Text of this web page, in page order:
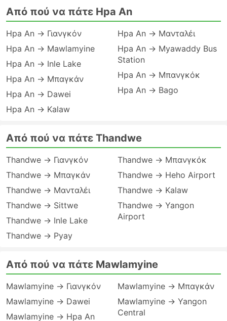
Από πού να πάτε Hpa An
Hpa An → Γιανγκόν
Hpa An → Mawlamyine
Hpa An → Inle Lake
Hpa An → Μπαγκάν
Hpa An → Dawei
Hpa An → Kalaw
Hpa An → Μανταλέι
Hpa An → Myawaddy Bus
Station
Hpa An → Μπανγκόκ
Hpa An → Bago
Από πού να πάτε Thandwe
Thandwe → Γιανγκόν
Thandwe → Μπαγκάν
Thandwe → Μανταλέι
Thandwe → Sittwe
Thandwe → Inle Lake
Thandwe → Pyay
Thandwe → Μπανγκόκ
Thandwe → Heho Airport
Thandwe → Kalaw
Thandwe → Yangon
Airport
Από πού να πάτε Mawlamyine
Mawlamyine → Γιανγκόν
Mawlamyine → Dawei
Mawlamyine → Hpa An
Mawlamyine → Μπαγκάν
Mawlamyine → Yangon
Central